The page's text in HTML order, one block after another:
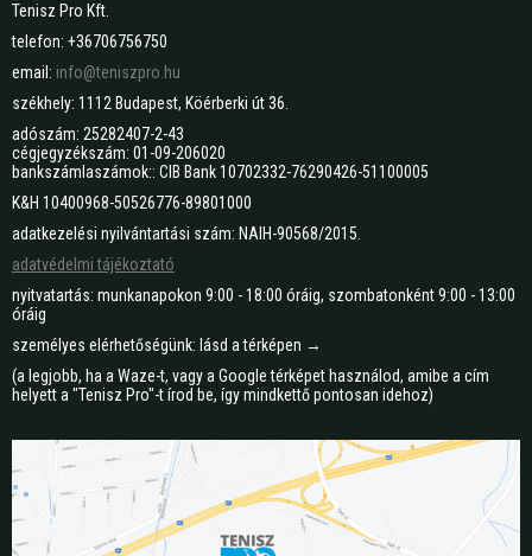
Tenisz Pro Kft.
telefon: +36706756750
email: info@teniszpro.hu
székhely: 1112 Budapest, Köérberki út 36.
adószám: 25282407-2-43
cégjegyzékszám: 01-09-206020
bankszámlaszámok:: CIB Bank 10702332-76290426-51100005
K&H 10400968-50526776-89801000
adatkezelési nyilvántartási szám: NAIH-90568/2015.
adatvédelmi tájékoztató
nyitvatartás: munkanapokon 9:00 - 18:00 óráig, szombatonként 9:00 - 13:00
óráig
személyes elérhetőségünk: lásd a térképen →
(a legjobb, ha a Waze-t, vagy a Google térképet használod, amibe a cím
helyett a "Tenisz Pro"-t írod be, így mindkettő pontosan idehoz)